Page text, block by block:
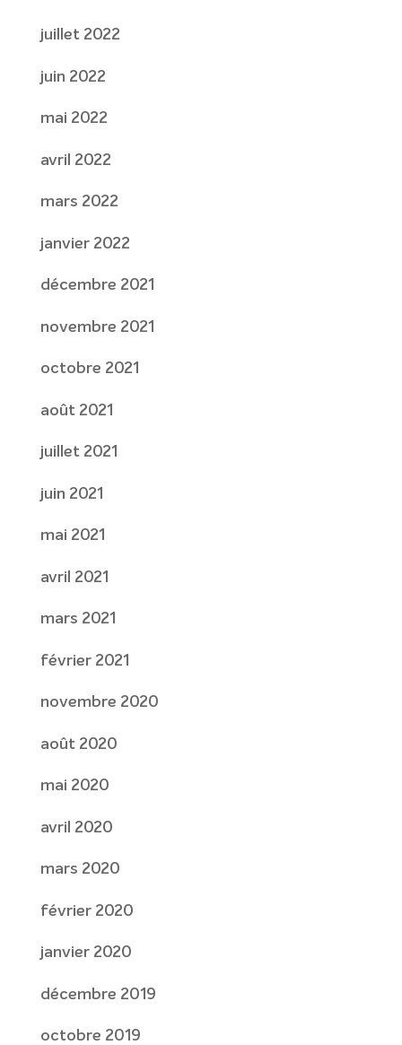
juillet 2022
juin 2022
mai 2022
avril 2022
mars 2022
janvier 2022
décembre 2021
novembre 2021
octobre 2021
août 2021
juillet 2021
juin 2021
mai 2021
avril 2021
mars 2021
février 2021
novembre 2020
août 2020
mai 2020
avril 2020
mars 2020
février 2020
janvier 2020
décembre 2019
octobre 2019